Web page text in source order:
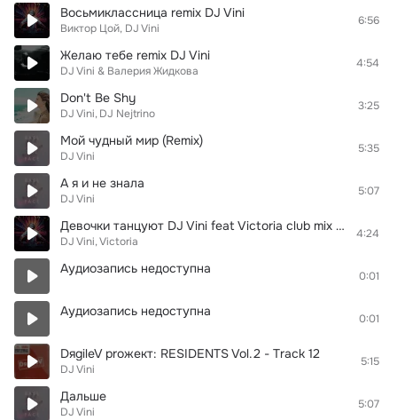
Восьмиклассница remix DJ Vini
Виктор Цой, DJ Vini
6:56
Желаю тебе remix DJ Vini
DJ Vini & Валерия Жидкова
4:54
Don't Be Shy
DJ Vini DJ Nejtrino
3:25
Мой чудный мир (Remix)
DJ Vini
5:35
А я и не знала
DJ Vini
5:07
Девочки танцуют DJ Vini feat Victoria club mix 2009 (remix)
DJ Vini, Victoria
4:24
Аудиозапись недоступна 0:01
Аудиозапись недоступна 0:01
DяgileV proжект: RESIDENTS Vol.2 - Track 12
DJ Vini
5:15
Дальше
DJ Vini
5:07